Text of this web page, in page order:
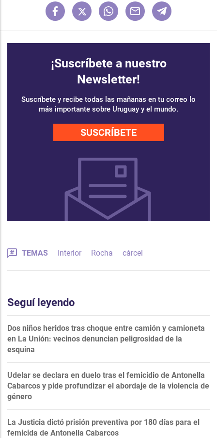
¡Suscríbete a nuestro
Newsletter!
Suscríbete y recibe todas las mañanas en tu correo lo
más importante sobre Uruguay y el mundo.
SUSCRÍBETE
TEMAS Interior Rocha cárcel
Seguí leyendo
Dos niños heridos tras choque entre camión y camioneta
en La Unión: vecinos denuncian peligrosidad de la
esquina
Udelar se declara en duelo tras el femicidio de Antonella
Cabarcos y pide profundizar el abordaje de la violencia de
género
La Justicia dictó prisión preventiva por 180 días para el
femicida de Antonella Cabarcos